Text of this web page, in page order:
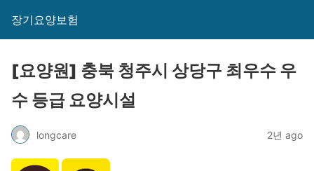
장기요양보험
[요양원] 충북 청주시 상당구 최우수 우
수 등급 요양시설
longcare 2년 ago